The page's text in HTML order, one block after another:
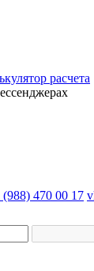
расчета
(988) 470 00 17